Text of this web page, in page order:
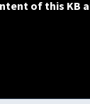
of this KB